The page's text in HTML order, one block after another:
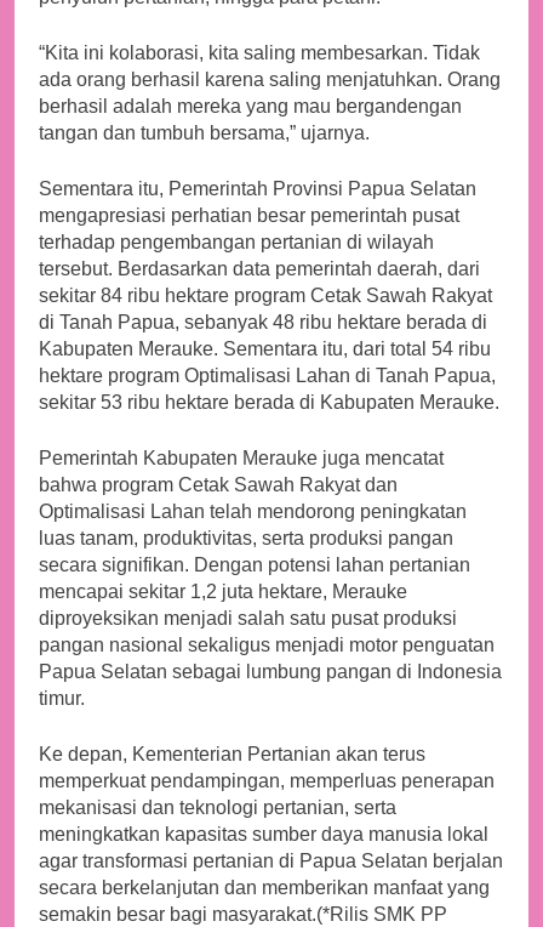
“Kita ini kolaborasi, kita saling membesarkan. Tidak
ada orang berhasil karena saling menjatuhkan. Orang
berhasil adalah mereka yang mau bergandengan
tangan dan tumbuh bersama,” ujarnya.
Sementara itu, Pemerintah Provinsi Papua Selatan
mengapresiasi perhatian besar pemerintah pusat
terhadap pengembangan pertanian di wilayah
tersebut. Berdasarkan data pemerintah daerah, dari
sekitar 84 ribu hektare program Cetak Sawah Rakyat
di Tanah Papua, sebanyak 48 ribu hektare berada di
Kabupaten Merauke. Sementara itu, dari total 54 ribu
hektare program Optimalisasi Lahan di Tanah Papua,
sekitar 53 ribu hektare berada di Kabupaten Merauke.
Pemerintah Kabupaten Merauke juga mencatat
bahwa program Cetak Sawah Rakyat dan
Optimalisasi Lahan telah mendorong peningkatan
luas tanam, produktivitas, serta produksi pangan
secara signifikan. Dengan potensi lahan pertanian
mencapai sekitar 1,2 juta hektare, Merauke
diproyeksikan menjadi salah satu pusat produksi
pangan nasional sekaligus menjadi motor penguatan
Papua Selatan sebagai lumbung pangan di Indonesia
timur.
Ke depan, Kementerian Pertanian akan terus
memperkuat pendampingan, memperluas penerapan
mekanisasi dan teknologi pertanian, serta
meningkatkan kapasitas sumber daya manusia lokal
agar transformasi pertanian di Papua Selatan berjalan
secara berkelanjutan dan memberikan manfaat yang
semakin besar bagi masyarakat.(*Rilis SMK PP